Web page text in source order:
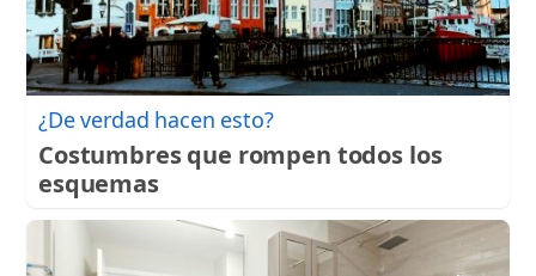
¿De verdad hacen esto?
Costumbres que rompen todos los
esquemas